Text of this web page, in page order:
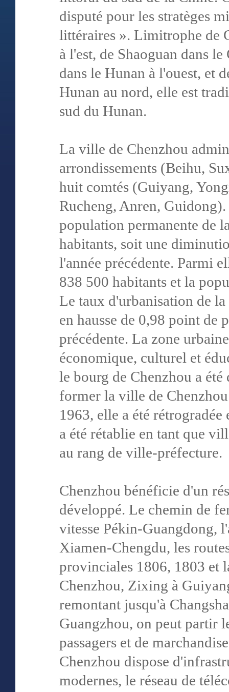
disputé pour les stratèges
littéraires ». Limitrophe de
à l'est, de Shaoguan dans
dans le Hunan à l'ouest, et
Hunan au nord, elle est
sud du Hunan.
La ville de Chenzhou
arrondissements (Beihu,
huit comtés (Guiyang,
Rucheng, Anren,
population permanente de
habitants, soit une
l'année précédente. Parmi
838 500 habitants et la
Le taux d'urbanisation de
en hausse de 0,98 point de
précédente. La zone
économique, culturel et
le bourg de Chenzhou a
former la ville de
1963, elle a été
a été rétablie en tant que
au rang de ville-
Chenzhou bénéficie d'un
développé. Le chemin de
vitesse Pékin-Guangdong,
Xiamen-Chengdu, les
provinciales 1806, 1803 et
Chenzhou, Zixing à
remontant jusqu'à
Guangzhou, on peut partir
passagers et de
Chenzhou dispose
modernes, le réseau de